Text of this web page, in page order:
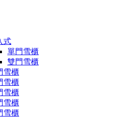
式
單門雪櫃
雙門雪櫃
雪櫃
雪櫃
雪櫃
雪櫃
雪櫃